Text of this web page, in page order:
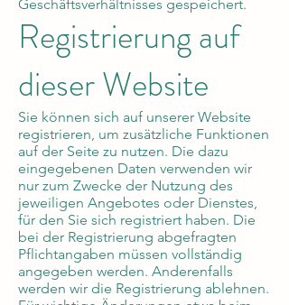
Geschäftsverhältnisses gespeichert.
Registrierung auf
dieser Website
Sie können sich auf unserer Website
registrieren, um zusätzliche Funktionen
auf der Seite zu nutzen. Die dazu
eingegebenen Daten verwenden wir
nur zum Zwecke der Nutzung des
jeweiligen Angebotes oder Dienstes,
für den Sie sich registriert haben. Die
bei der Registrierung abgefragten
Pflichtangaben müssen vollständig
angegeben werden. Anderenfalls
werden wir die Registrierung ablehnen.